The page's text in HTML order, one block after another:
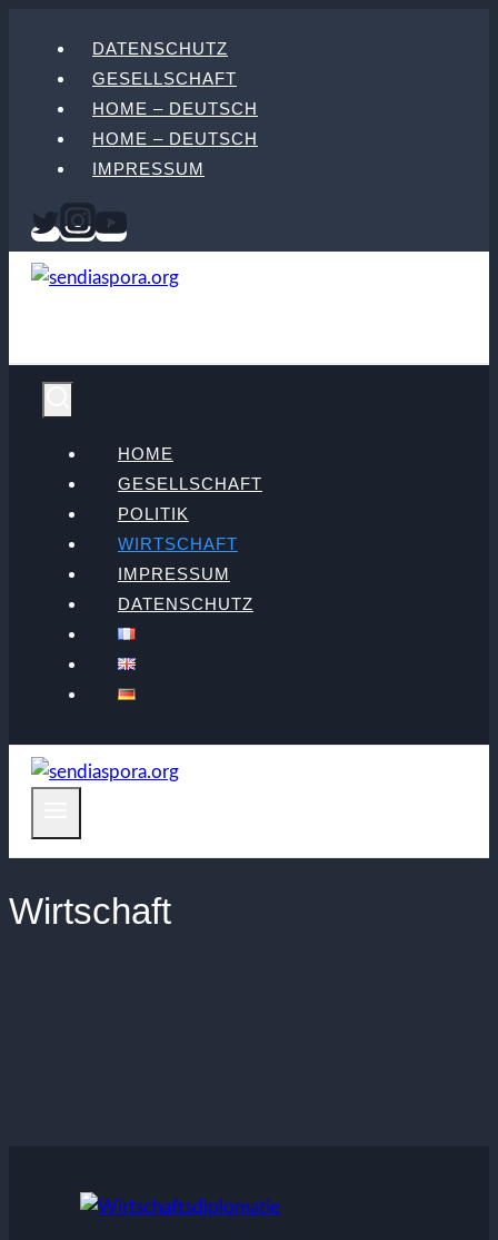
content
DATENSCHUTZ
GESELLSCHAFT
HOME – DEUTSCH
HOME – DEUTSCH
IMPRESSUM
HOME
GESELLSCHAFT
POLITIK
WIRTSCHAFT
IMPRESSUM
DATENSCHUTZ
Wirtschaft